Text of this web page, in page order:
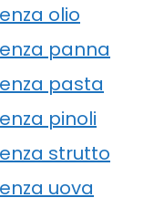
olio
panna
pasta
pinoli
strutto
uova